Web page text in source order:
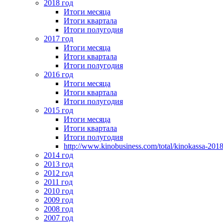
2018 год
Итоги месяца
Итоги квартала
Итоги полугодия
2017 год
Итоги месяца
Итоги квартала
Итоги полугодия
2016 год
Итоги месяца
Итоги квартала
Итоги полугодия
2015 год
Итоги месяца
Итоги квартала
Итоги полугодия
http://www.kinobusiness.com/total/kinokassa-
2014 год
2013 год
2012 год
2011 год
2010 год
2009 год
2008 год
2007 год